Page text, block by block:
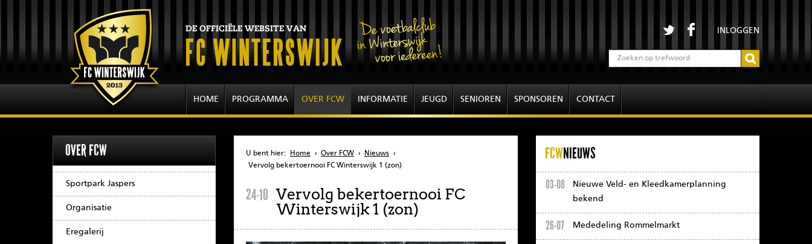
INLOGGEN
HOME PROGRAMMA OVER FCW INFORMATIE JEUGD SENIOREN SPONSOREN CONTACT
OVER FCW
Sportpark Jaspers
Organisatie
Eregalerij
U bent hier: Home › Over FCW › Nieuws ›
Vervolg bekertoernooi FC Winterswijk 1 (zon)
24-10 Vervolg bekertoernooi FC
Winterswijk 1 (zon)
FCWNIEUWS
03-08
Nieuwe Veld- en Kleedkamerplanning
bekend
26-07 Mededeling Rommelmarkt